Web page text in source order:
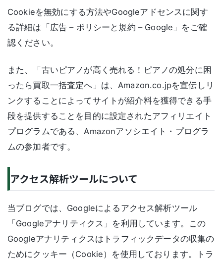
Cookieを無効にする方法やGoogleアドセンスに関す
る詳細は「広告 – ポリシーと規約 – Google」をご確
認ください。
また、「古いピアノが高く売れる！ピアノの処分に困
ったら買取一括査定へ」は、Amazon.co.jpを宣伝しリ
ンクすることによってサイトが紹介料を獲得できる手
段を提供することを目的に設定されたアフィリエイト
プログラムである、Amazonアソシエイト・プログラ
ムの参加者です。
アクセス解析ツールについて
当ブログでは、Googleによるアクセス解析ツール
「Googleアナリティクス」を利用しています。この
Googleアナリティクスはトラフィックデータの収集の
ためにクッキー（Cookie）を使用しております。トラ